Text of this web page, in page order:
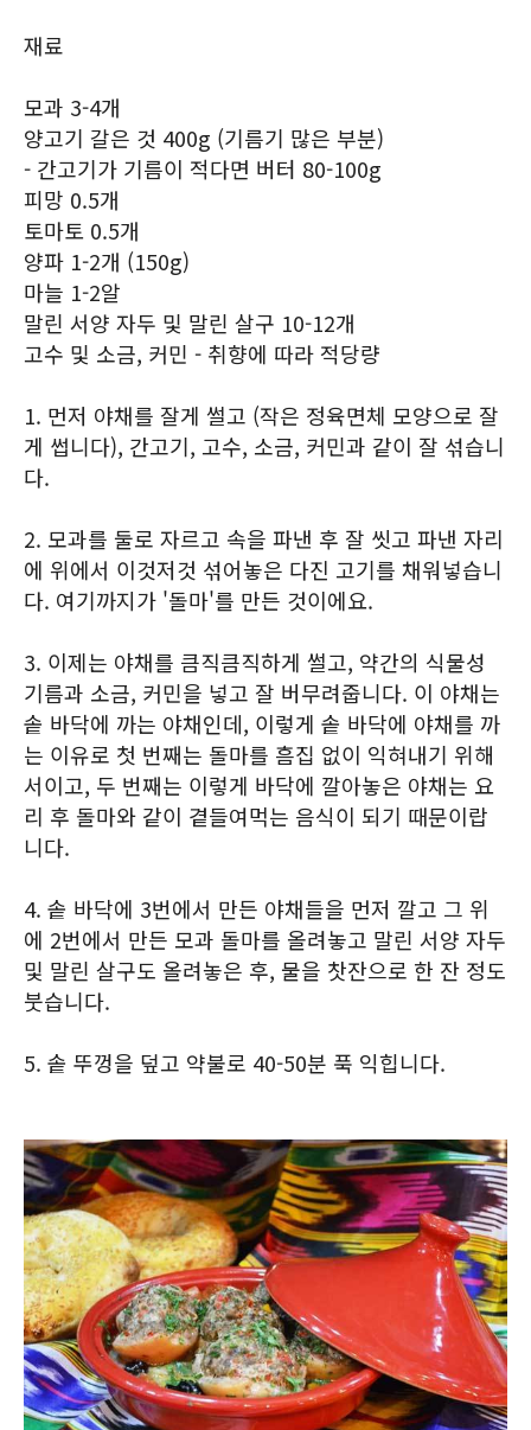
재료
모과 3-4개
양고기 갈은 것 400g (기름기 많은 부분)
- 간고기가 기름이 적다면 버터 80-100g
피망 0.5개
토마토 0.5개
양파 1-2개 (150g)
마늘 1-2알
말린 서양 자두 및 말린 살구 10-12개
고수 및 소금, 커민 - 취향에 따라 적당량
1. 먼저 야채를 잘게 썰고 (작은 정육면체 모양으로 잘
게 썹니다), 간고기, 고수, 소금, 커민과 같이 잘 섞습니
다.
2. 모과를 둘로 자르고 속을 파낸 후 잘 씻고 파낸 자리
에 위에서 이것저것 섞어놓은 다진 고기를 채워넣습니
다. 여기까지가 '돌마'를 만든 것이에요.
3. 이제는 야채를 큼직큼직하게 썰고, 약간의 식물성
기름과 소금, 커민을 넣고 잘 버무려줍니다. 이 야채는
솥 바닥에 까는 야채인데, 이렇게 솥 바닥에 야채를 까
는 이유로 첫 번째는 돌마를 흠집 없이 익혀내기 위해
서이고, 두 번째는 이렇게 바닥에 깔아놓은 야채는 요
리 후 돌마와 같이 곁들여먹는 음식이 되기 때문이랍
니다.
4. 솥 바닥에 3번에서 만든 야채들을 먼저 깔고 그 위
에 2번에서 만든 모과 돌마를 올려놓고 말린 서양 자두
및 말린 살구도 올려놓은 후, 물을 찻잔으로 한 잔 정도
붓습니다.
5. 솥 뚜껑을 덮고 약불로 40-50분 푹 익힙니다.